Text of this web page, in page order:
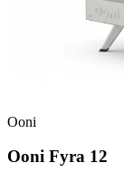
Ooni
Ooni Fyra 12